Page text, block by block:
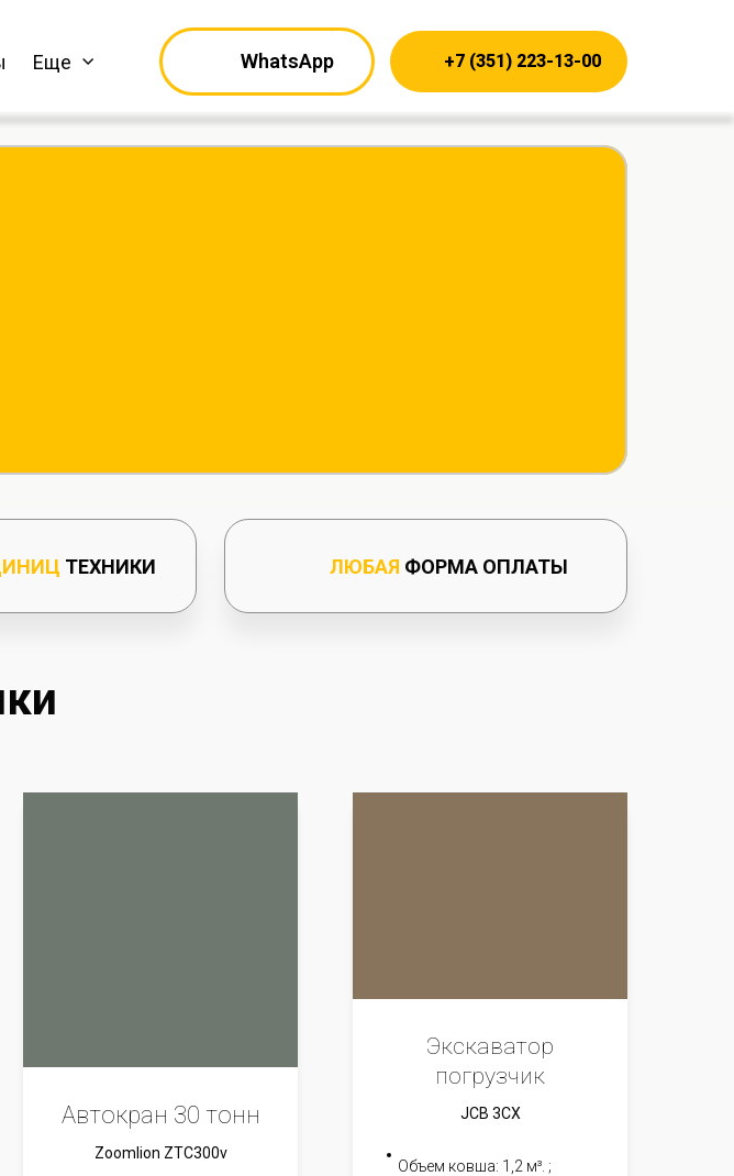
Еще WhatsApp +7 (351) 223-13-00
ТЕХНИКИ ЛЮБАЯ ФОРМА ОПЛАТЫ
Автокран 30 тонн
Zoomlion ZTC300v
Экскаватор
погрузчик
JCB 3CX
Объем ковша: 1,2 м³. ;